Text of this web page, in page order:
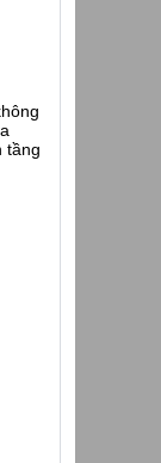
tầng